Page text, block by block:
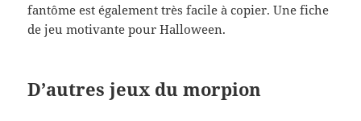
fantôme est également très facile à copier. Une fiche
de jeu motivante pour Halloween.
D’autres jeux du morpion